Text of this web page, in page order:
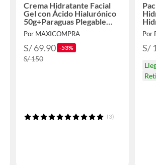
Crema Hidratante Facial
Gel con Ácido Hialurónico
50g+Paraguas Plegable
Color Aleatorio
Por MAXICOMPRA
S/ 69.90 -53%
S/ 150
(3)
Por
S/